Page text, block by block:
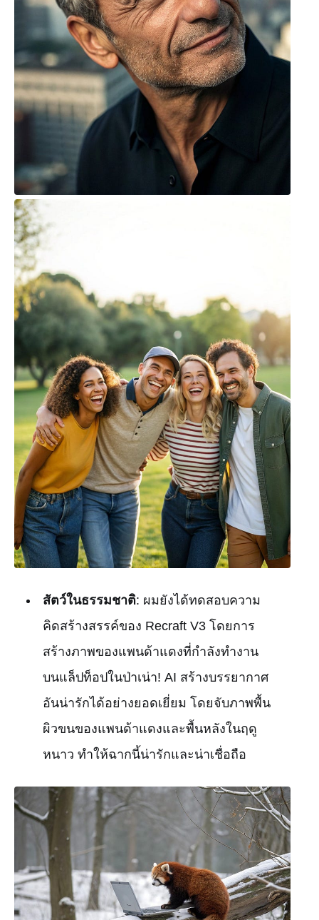
สัตว์ในธรรมชาติ: ผมยังได้ทดสอบความ
คิดสร้างสรรค์ของ Recraft V3 โดยการ
สร้างภาพของแพนด้าแดงที่กำลังทำงาน
บนแล็ปท็อปในป่าเน่า! AI สร้างบรรยากาศ
อันน่ารักได้อย่างยอดเยี่ยม โดยจับภาพพื้น
ผิวขนของแพนด้าแดงและพื้นหลังในฤดู
หนาว ทำให้ฉากนี้น่ารักและน่าเชื่อถือ